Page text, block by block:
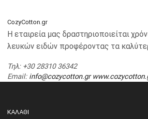
CozyCotton.gr
Η εταιρεία μας δραστηριοποιείται
λευκών ειδών προφέροντας τα
Τηλ: +30 28310 36342
Email: info@cozycotton.gr
ΚΑΛΆΘΙ